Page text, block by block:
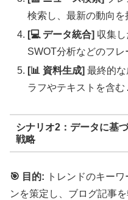
検索し、最新の動向を
[💻 データ統合] 収集し
SWOT分析などのフレ
[📊 資料生成] 最終的
ラフやテキストを含む
シナリオ2：データに基
戦略
🎯 目的: トレンドのキー
ンを策定し、ブログ記事を